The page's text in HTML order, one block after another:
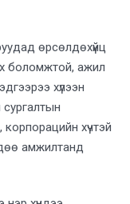
өрсөлдөхүйц
боломжтой, ажил
хүлээн
хүчтэй
амжилтанд